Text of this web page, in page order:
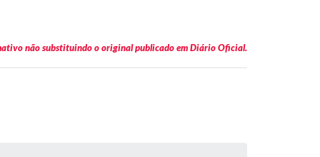
não substituindo o original publicado em Diário Oficial.